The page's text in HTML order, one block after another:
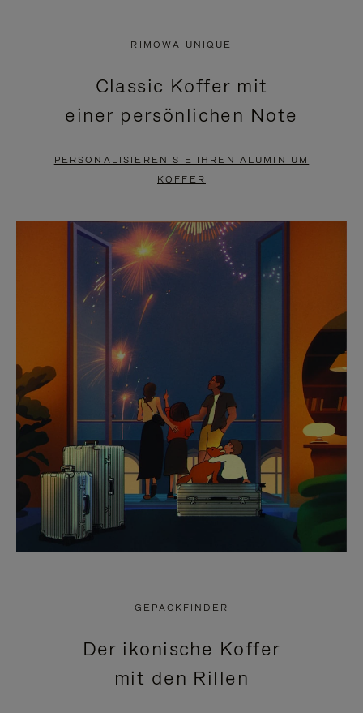
PAUSIERT,
BITTE
DRÜCKEN
ANZUHALTEN
KLICKEN
SIE
ZUM
AUFHEBEN
STUMMSCHALTUNG
RIMOWA UNIQUE
Classic Koffer mit
einer persönlichen Note
PERSONALISIEREN SIE IHREN ALUMINIUM
KOFFER
GEPÄCKFINDER
Der ikonische Koffer
mit den Rillen